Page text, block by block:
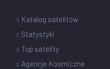
Katalog satelitów
Statystyki
Top satelity
Agencje Kosmiczne